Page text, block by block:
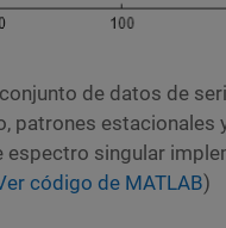
de datos de
patrones estacionales
singular
código de MATLAB)